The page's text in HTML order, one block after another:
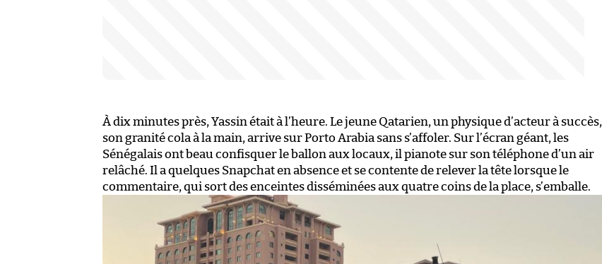
À dix minutes près, Yassin était à l’heure. Le jeune Qatarien, un physique d’acteur à succès,
son granité cola à la main, arrive sur Porto Arabia sans s’affoler. Sur l’écran géant, les
Sénégalais ont beau confisquer le ballon aux locaux, il pianote sur son téléphone d’un air
relâché. Il a quelques Snapchat en absence et se contente de relever la tête lorsque le
commentaire, qui sort des enceintes disséminées aux quatre coins de la place, s’emballe.